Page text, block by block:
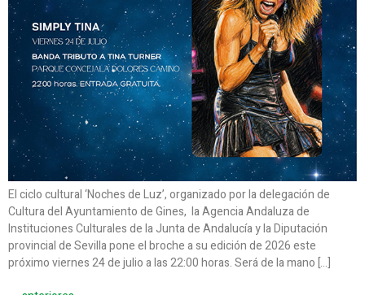
El ciclo cultural ‘Noches de Luz’, organizado por la delegación de
Cultura del Ayuntamiento de Gines, la Agencia Andaluza de
Instituciones Culturales de la Junta de Andalucía y la Diputación
provincial de Sevilla pone el broche a su edición de 2026 este
próximo viernes 24 de julio a las 22:00 horas. Será de la mano […]